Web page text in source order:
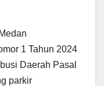
1 Tahun 2024
Daerah Pasal
parkir